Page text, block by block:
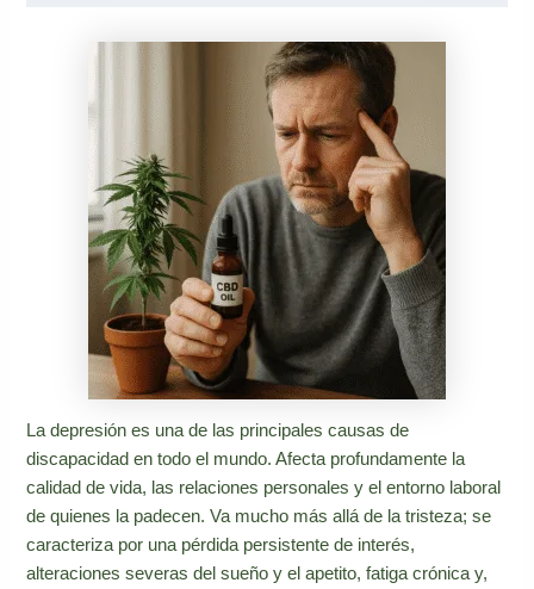
La depresión es una de las principales causas de
discapacidad en todo el mundo. Afecta profundamente la
calidad de vida, las relaciones personales y el entorno laboral
de quienes la padecen. Va mucho más allá de la tristeza; se
caracteriza por una pérdida persistente de interés,
alteraciones severas del sueño y el apetito, fatiga crónica y,